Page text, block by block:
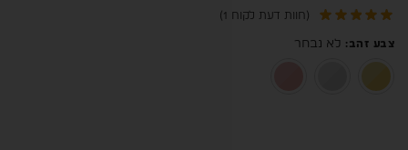
(חוות דעת לקוח 1
)
צבע זהב : לא נבחר